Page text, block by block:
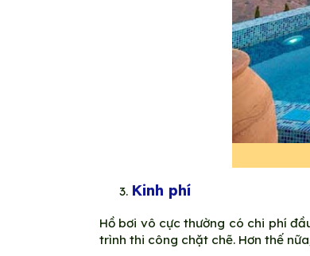
Kinh phí
Hồ bơi vô cực thường có chi phí
trình thi công chặt chẽ. Hơn thế